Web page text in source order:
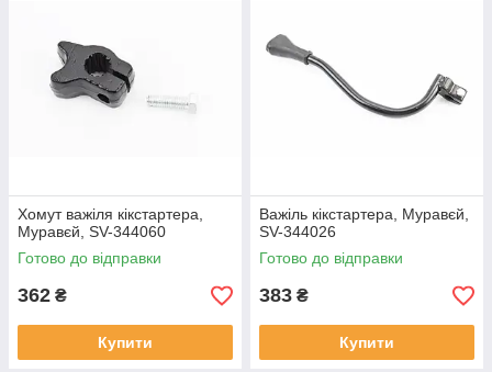
Хомут важіля кікстартера,
Муравєй, SV-344060
Готово до відправки
362 ₴
Купити
Важіль кікстартера, Муравєй,
SV-344026
Готово до відправки
383 ₴
Купити